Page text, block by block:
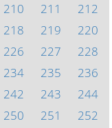
210 211
212
218 219
220
226 227
228
234 235
236
242 243
244
250 251
252